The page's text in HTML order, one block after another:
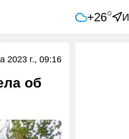
+26○
2023 г., 09:16
об